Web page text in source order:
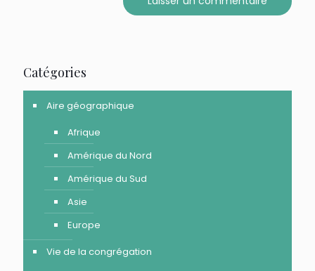
Catégories
Aire géographique
Afrique
Amérique du Nord
Amérique du Sud
Asie
Europe
Vie de la congrégation